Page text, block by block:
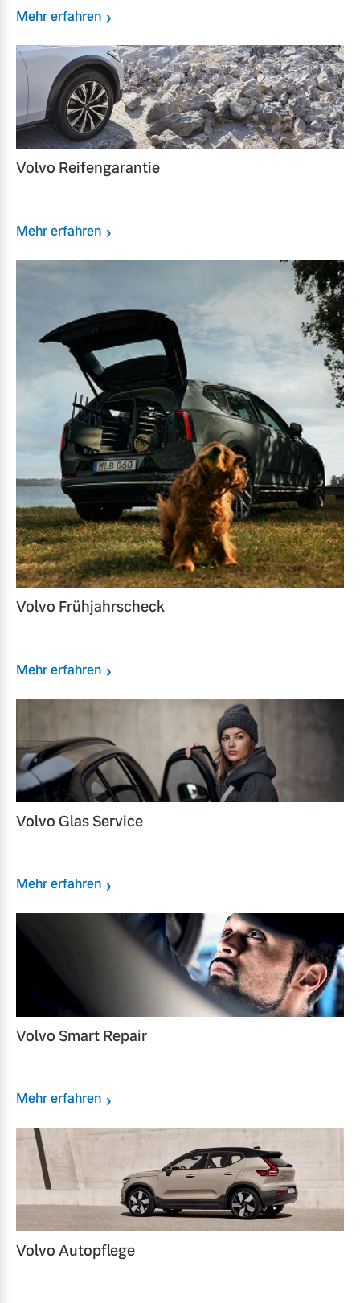
Mehr erfahren
Volvo Reifengarantie
Mehr erfahren
Volvo Frühjahrscheck
Mehr erfahren
Volvo Glas Service
Mehr erfahren
Volvo Smart Repair
Mehr erfahren
Volvo Autopflege